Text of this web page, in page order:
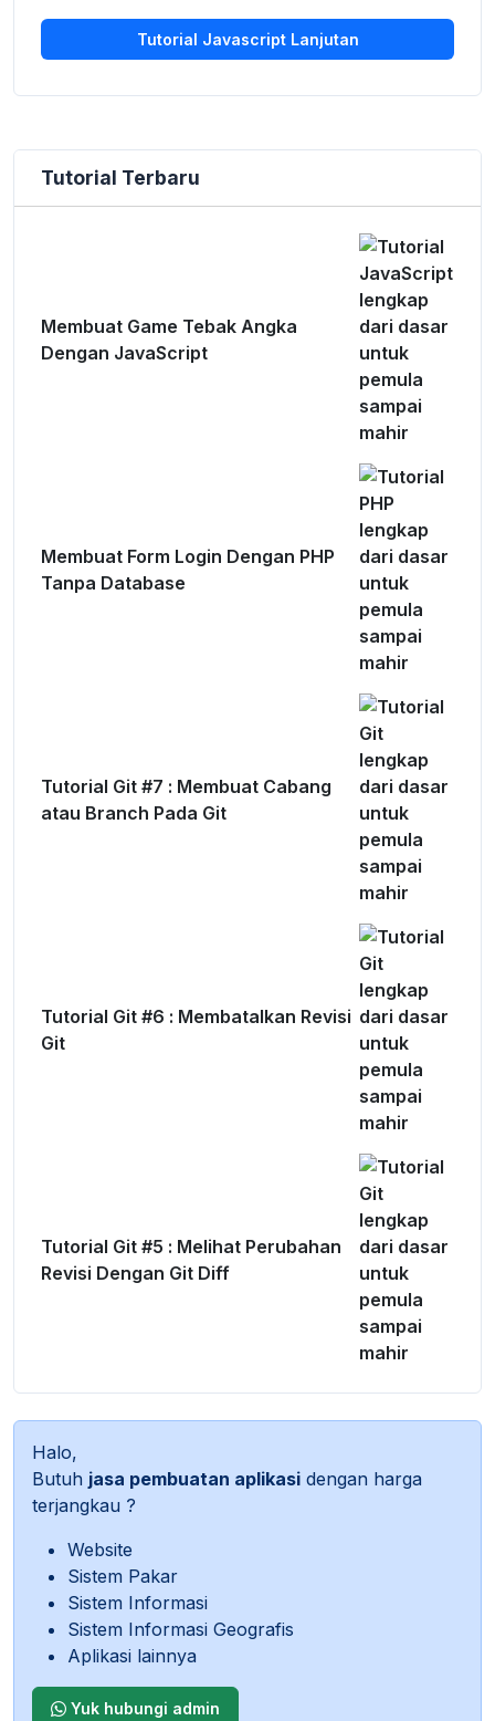
Tutorial Javascript Lanjutan
Tutorial Terbaru
Membuat Game Tebak Angka
Dengan JavaScript
Membuat Form Login Dengan PHP
Tanpa Database
Tutorial Git #7 : Membuat Cabang
atau Branch Pada Git
Tutorial Git #6 : Membatalkan Revisi
Git
Tutorial Git #5 : Melihat Perubahan
Revisi Dengan Git Diff
Halo,
Butuh jasa pembuatan aplikasi dengan harga
terjangkau ?
Website
Sistem Pakar
Sistem Informasi
Sistem Informasi Geografis
Aplikasi lainnya
Yuk hubungi admin